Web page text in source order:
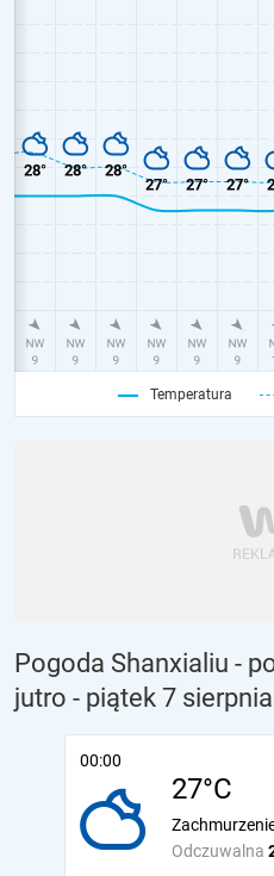
Temperatura
Pogoda Shanxialiu -
jutro - piątek 7 sierpnia
00:00
27°C
Odczuwalna